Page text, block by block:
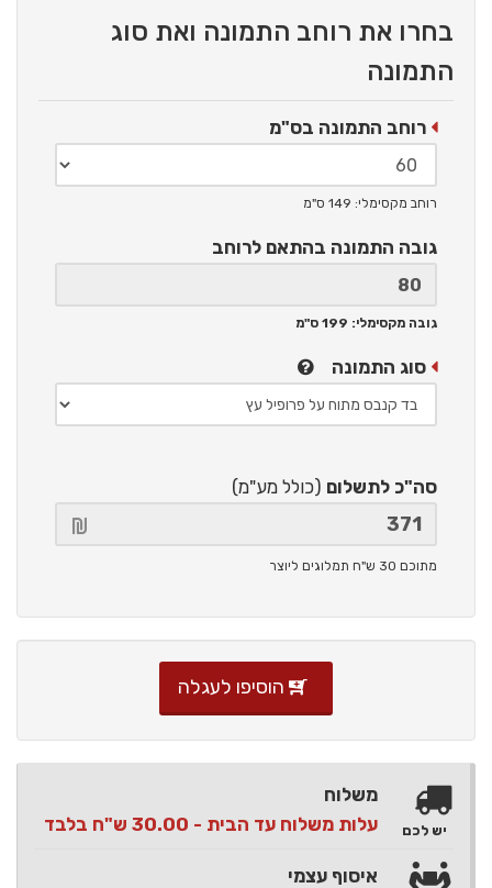
בחרו את רוחב התמונה ואת סוג
התמונה
רוחב התמונה בס"מ
רוחב מקסימלי: 149 ס"מ
גובה התמונה בהתאם לרוחב
גובה מקסימלי: 199 ס"מ
סוג התמונה
סה"כ לתשלום (כולל מע"מ)
מתוכם 30 ש"ח תמלוגים ליוצר
הוסיפו לעגלה
משלוח
עלות משלוח עד הבית - 30.00 ש"ח בלבד
איסוף עצמי
יש לכם